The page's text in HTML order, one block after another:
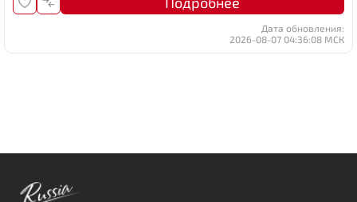
Дата обновления:
2026-08-07 04:36:08 МСК